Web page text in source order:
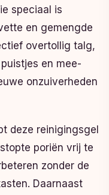
speciaal is
en gemengde
overtollig talg,
en mee-
onzuiverheden
deze reinigingsgel
poriën vrij te
zonder de
Daarnaast